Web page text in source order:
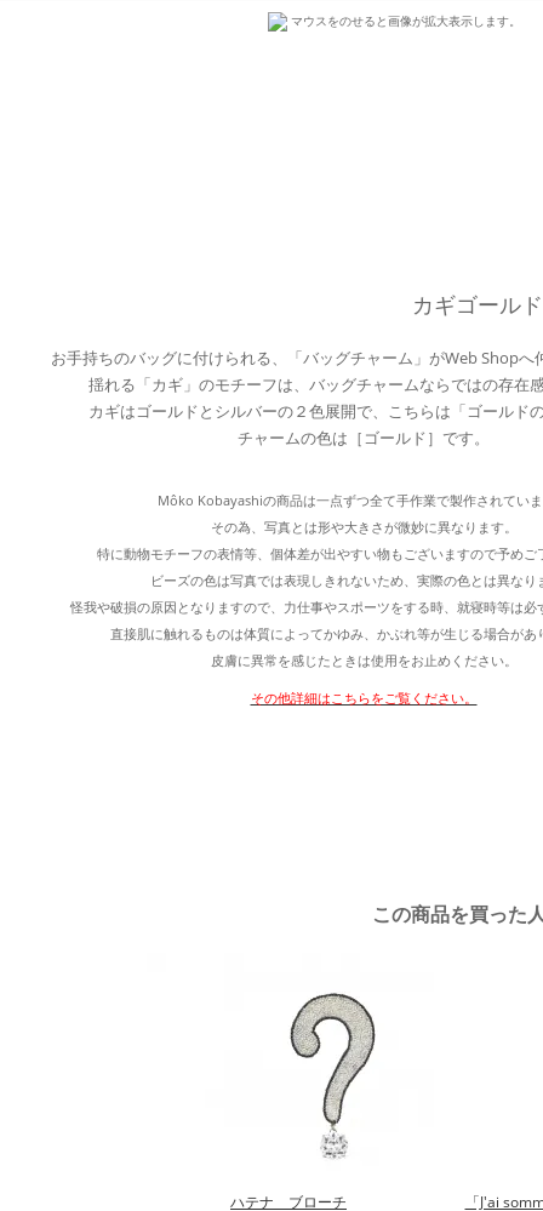
マウスをのせると画像が拡大表示します。
カギゴー
お手持ちのバッグに付けられる、「バッグチャーム」がWeb Shopへ
揺れる「カギ」のモチーフは、バッグチャームならではの存在
カギはゴールドとシルバーの２色展開で、こちらは「ゴールド
チャームの色は［ゴールド］です。
Môko Kobayashiの商品は一点ずつ全て手作業で製作されてい
その為、写真とは形や大きさが微妙に異なります。
特に動物モチーフの表情等、個体差が出やすい物もございますので予めご
ビーズの色は写真では表現しきれないため、実際の色とは異なり
怪我や破損の原因となりますので、力仕事やスポーツをする時、就寝時等は必
直接肌に触れるものは体質によってかゆみ、かぶれ等が生じる場合があ
皮膚に異常を感じたときは使用をお止めください。
その他詳細はこちらをご覧ください。
この商品を買った
ハテナ ブローチ 「J'ai